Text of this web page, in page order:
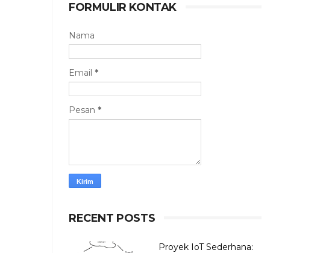
FORMULIR KONTAK
Nama
Email *
Pesan *
RECENT POSTS
Proyek IoT Sederhana: